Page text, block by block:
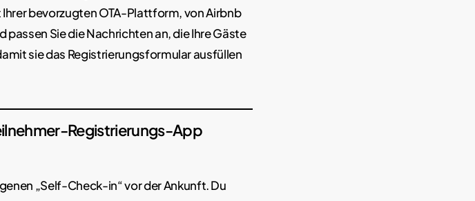
bevorzugten OTA-Plattform, von Airbnb
passen Sie die Nachrichten an, die Ihre Gäste
sie das Registrierungsformular ausfüllen
Registrierungs-App
„Self-Check-in“ vor der Ankunft. Du